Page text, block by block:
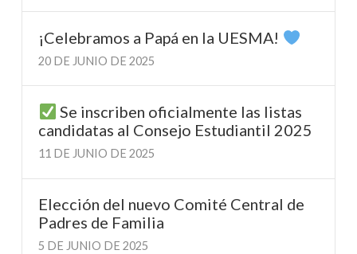
¡Celebramos a Papá en la UESMA!
20 DE JUNIO DE 2025
Se inscriben oficialmente las listas
candidatas al Consejo Estudiantil 2025
11 DE JUNIO DE 2025
Elección del nuevo Comité Central de
Padres de Familia
5 DE JUNIO DE 2025